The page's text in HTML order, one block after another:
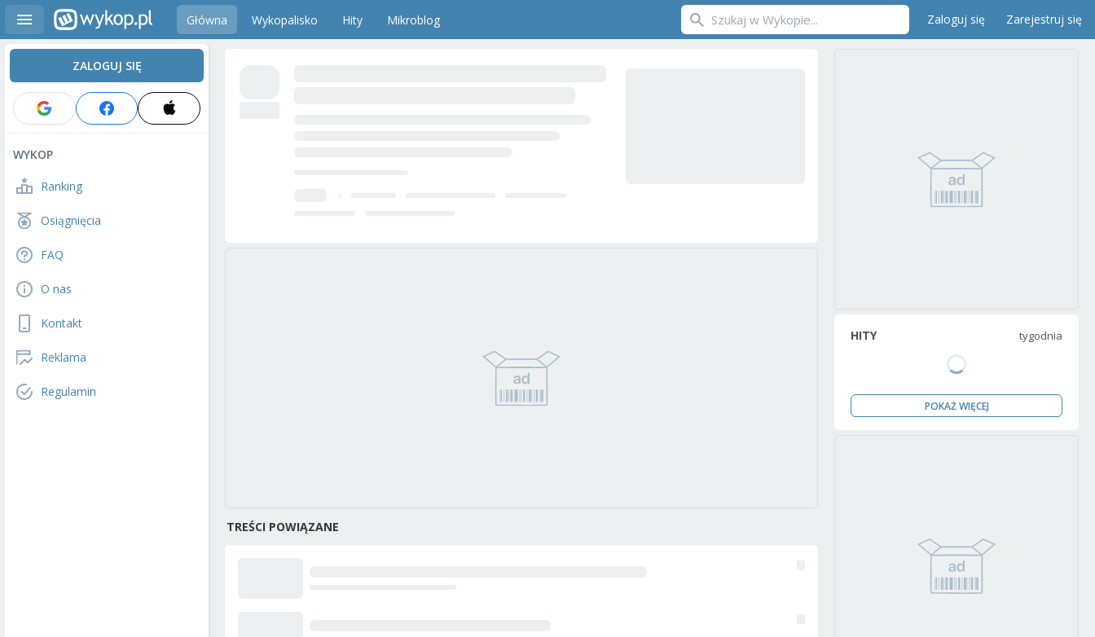
Główna Wykopalisko Hity Mikroblog Zaloguj się Zarejestruj się
ZALOGUJ SIĘ
WYKOP
Ranking
Osiągnięcia
FAQ
O nas
Kontakt
Reklama
Regulamin
TREŚCI POWIĄZANE
HITY tygodnia
POKAŻ WIĘCEJ